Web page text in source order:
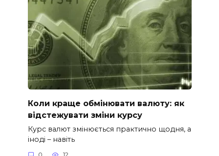
Коли краще обмінювати валюту: як
відстежувати зміни курсу
Курс валют змінюється практично щодня, а
іноді – навіть